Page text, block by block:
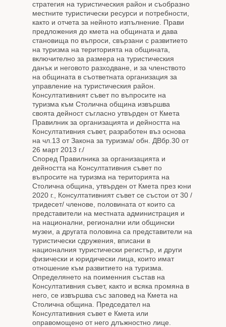
стратегия на туристическия район и съобразно
местните туристически ресурси и потребности,
както и отчета за нейното изпълнение. Прави
предложения до кмета на общината и дава
становища по въпроси, свързани с развитието
на туризма на територията на общината,
включително за размера на туристическия
данък и неговото разходване, и за членството
на общината в съответната организация за
управление на туристическия район.
Консултативният съвет по въпросите на
туризма към Столична община извършва
своята дейност съгласно утвърден от Кмета
Правилник за организацията и дейността на
Консултативния съвет, разработен въз основа
на чл.13 от Закона за туризма/ обн. ДВбр.30 от
26 март 2013 г./
Според Правилника за организацията и
дейността на Консултативния съвет по
въпросите на туризма на територията на
Столична община, утвърден от Кмета през юни
2020 г., Консултативният съвет се състои от 30 /
тридесет/ членове, половината от които са
представители на местната администрация и
на национални, регионални или общински
музеи, а другата половина са представители на
туристически сдружения, вписани в
националния туристически регистър, и други
физически и юридически лица, които имат
отношение към развитието на туризма.
Определянето на поименния състав на
Консултативния съвет, както и всяка промяна в
него, се извършва със заповед на Кмета на
Столична община. Председател на
Консултативния съвет е Кмета или
оправомощено от него длъжностно лице.